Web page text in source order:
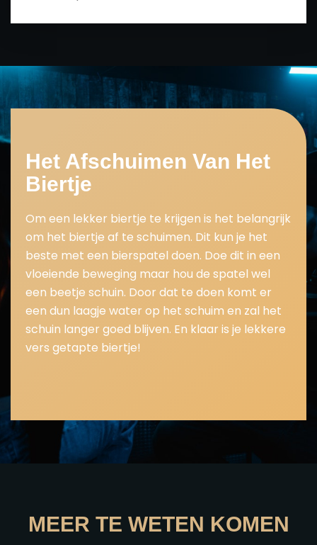
Het Afschuimen Van Het
Biertje
Om een lekker biertje te krijgen is het belangrijk
om het biertje af te schuimen. Dit kun je het
beste met een bierspatel doen. Doe dit in een
vloeiende beweging maar hou de spatel wel
een beetje schuin. Door dat te doen komt er
een dun laagje water op het schuim en zal het
schuin langer goed blijven. En klaar is je lekkere
vers getapte biertje!
MEER TE WETEN KOMEN